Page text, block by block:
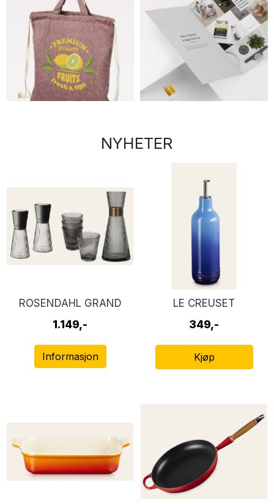
NYHETER
ROSENDAHL GRAND
CRU NOUVEAU
PAKKELØSNING
1.149,-
Informasjon
LE CREUSET
SIGNATURE
OLJEFLASKE STENTØY
349,-
Kjøp